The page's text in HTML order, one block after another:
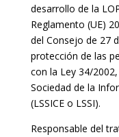
desarrollo de la
Reglamento (UE)
del Consejo de 27
protección de las
con la Ley 34/
Sociedad de la
(LSSICE o LSSI).
Responsable del